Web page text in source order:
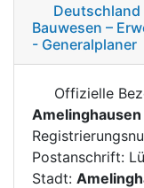
Deutschland
Bauwesen –
- Generalplaner
Offizielle
Amelinghausen
Postanschrift:
Stadt: